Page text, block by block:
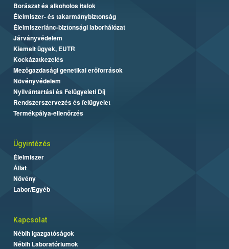
Borászat és alkoholos italok
Élelmiszer- és takarmánybiztonság
Élelmiszerlánc-biztonsági laborhálózat
Járványvédelem
Kiemelt ügyek, EUTR
Kockázatkezelés
Mezőgazdasági genetikai erőforrások
Növényvédelem
Nyilvántartási és Felügyeleti Díj
Rendszerszervezés és felügyelet
Termékpálya-ellenőrzés
Ügyintézés
Élelmiszer
Állat
Növény
Labor/Egyéb
Kapcsolat
Nébih Igazgatóságok
Nébih Laboratóriumok